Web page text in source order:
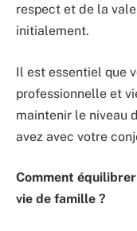
respect et de la
initialement.
Il est essentiel que
professionnelle et
maintenir le niveau
avez avec votre
Comment
vie de famille ?